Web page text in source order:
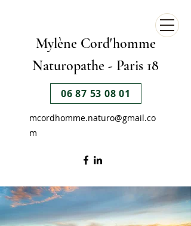
Mylène Cord'homme
Naturopathe - Paris 18
06 87 53 08 01
mcordhomme.naturo@gmail.co
m